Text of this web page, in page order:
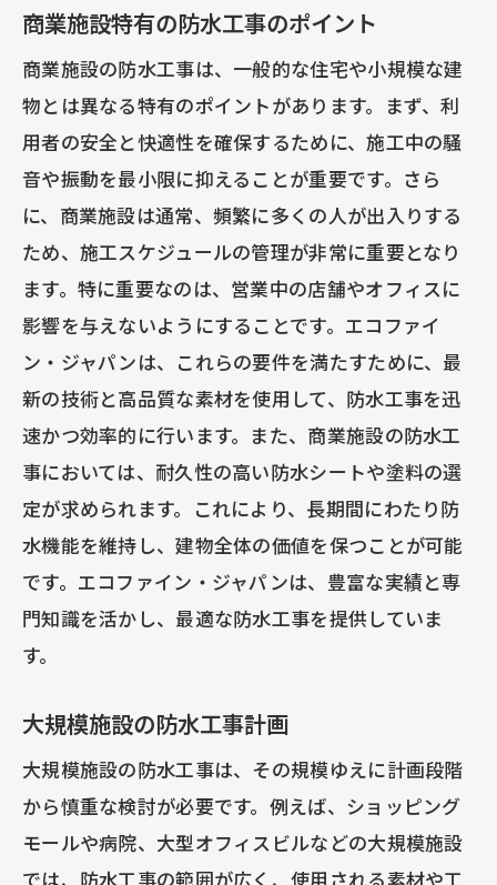
商業施設特有の防水工事のポイント
商業施設の防水工事は、一般的な住宅や小規模な建
物とは異なる特有のポイントがあります。まず、利
用者の安全と快適性を確保するために、施工中の騒
音や振動を最小限に抑えることが重要です。さら
に、商業施設は通常、頻繁に多くの人が出入りする
ため、施工スケジュールの管理が非常に重要となり
ます。特に重要なのは、営業中の店舗やオフィスに
影響を与えないようにすることです。エコファイ
ン・ジャパンは、これらの要件を満たすために、最
新の技術と高品質な素材を使用して、防水工事を迅
速かつ効率的に行います。また、商業施設の防水工
事においては、耐久性の高い防水シートや塗料の選
定が求められます。これにより、長期間にわたり防
水機能を維持し、建物全体の価値を保つことが可能
です。エコファイン・ジャパンは、豊富な実績と専
門知識を活かし、最適な防水工事を提供していま
す。
大規模施設の防水工事計画
大規模施設の防水工事は、その規模ゆえに計画段階
から慎重な検討が必要です。例えば、ショッピング
モールや病院、大型オフィスビルなどの大規模施設
では、防水工事の範囲が広く、使用される素材や工